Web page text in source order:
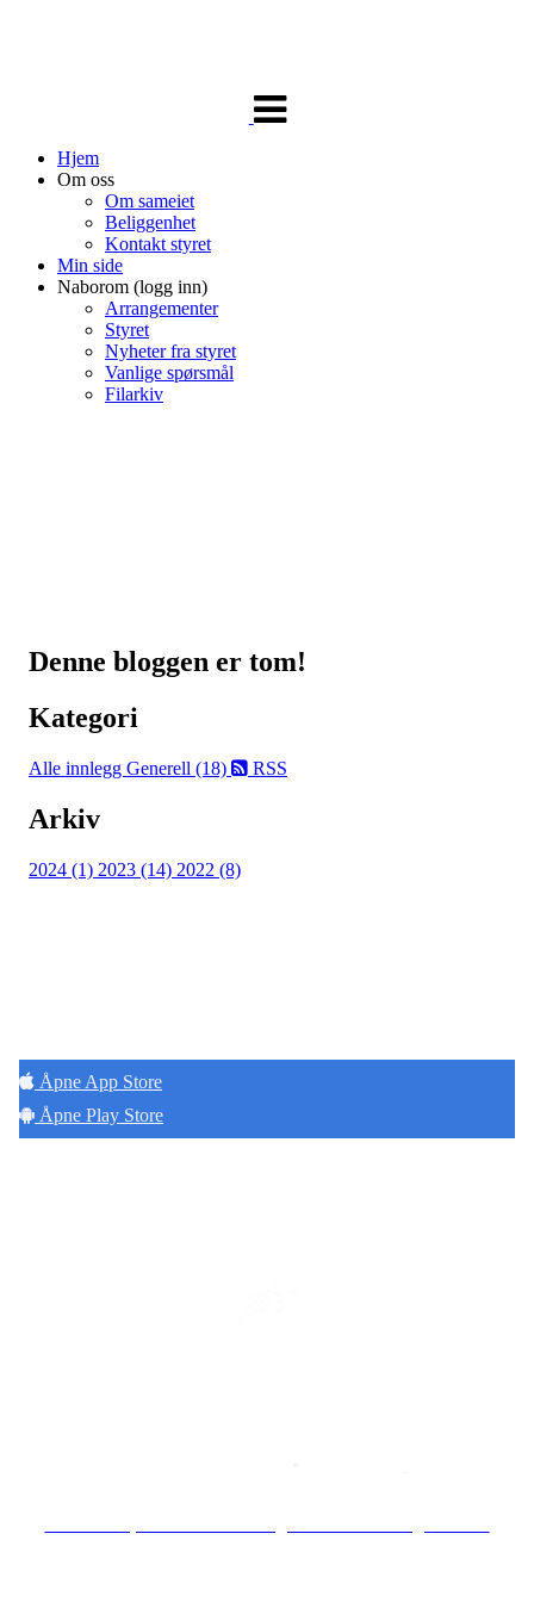
navigasjon
Hjem
Om oss
Om sameiet
Beliggenhet
Kontakt styret
Min side
Naborom (logg inn)
Arrangementer
Styret
Nyheter fra styret
Vanlige spørsmål
Filarkiv
Denne bloggen er tom!
Kategori
Alle innlegg Generell (18) RSS
Arkiv
2024 (1) 2023 (14) 2022 (8)
Åpne App Store
Åpne Play Store